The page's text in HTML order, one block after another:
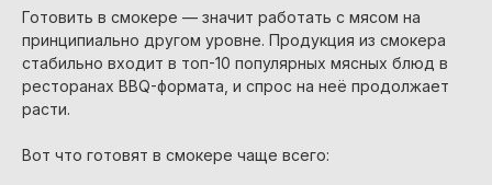
Готовить в смокере — значит работать с мясом на
принципиально другом уровне. Продукция из смокера
стабильно входит в топ-10 популярных мясных блюд в
ресторанах BBQ-формата, и спрос на неё продолжает
расти.
Вот что готовят в смокере чаще всего: